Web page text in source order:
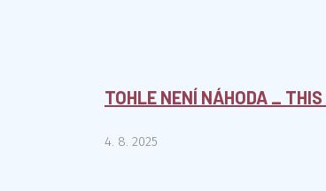
TOHLE NENÍ NÁHODA _
4. 8. 2025